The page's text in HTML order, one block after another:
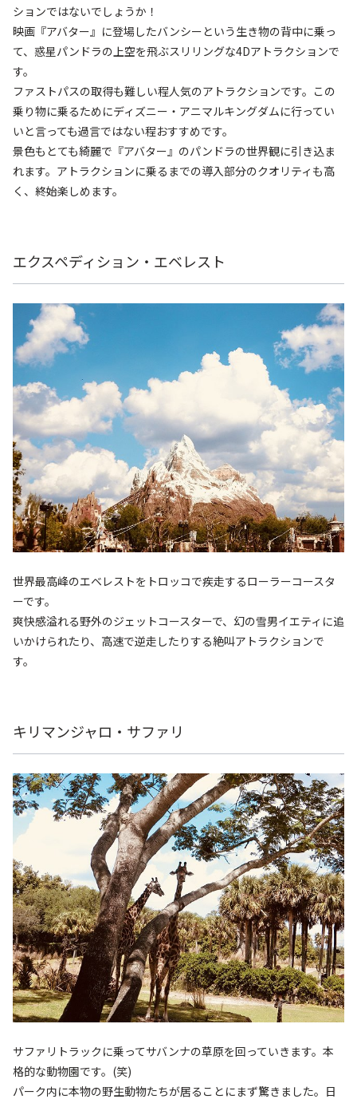
ションではないでしょうか！
映画『アバター』に登場したバンシーという生き物の背中に乗っ
て、惑星パンドラの上空を飛ぶスリリングな4Dアトラクションで
す。
ファストパスの取得も難しい程人気のアトラクションです。この
乗り物に乗るためにディズニー・アニマルキングダムに行ってい
いと言っても過言ではない程おすすめです。
景色もとても綺麗で『アバター』のパンドラの世界観に引き込ま
れます。アトラクションに乗るまでの導入部分のクオリティも高
く、終始楽しめます。
エクスペディション・エベレスト
世界最高峰のエベレストをトロッコで疾走するローラーコースタ
ーです。
爽快感溢れる野外のジェットコースターで、幻の雪男イエティに追
いかけられたり、高速で逆走したりする絶叫アトラクションで
す。
キリマンジャロ・サファリ
サファリトラックに乗ってサバンナの草原を回っていきます。本
格的な動物園です。(笑)
パーク内に本物の野生動物たちが居ることにまず驚きました。日